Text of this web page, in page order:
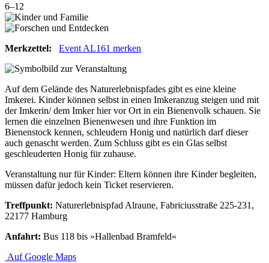
6–12
Merkzettel: Event AL161 merken
Auf dem Gelände des Naturerlebnispfades gibt es eine kleine
Imkerei. Kinder können selbst in einen Imkeranzug steigen und mit
der Imkerin/ dem Imker hier vor Ort in ein Bienenvolk schauen. Sie
lernen die einzelnen Bienenwesen und ihre Funktion im
Bienenstock kennen, schleudern Honig und natürlich darf dieser
auch genascht werden. Zum Schluss gibt es ein Glas selbst
geschleuderten Honig für zuhause.
Veranstaltung nur für Kinder: Eltern können ihre Kinder begleiten,
müssen dafür jedoch kein Ticket reservieren.
Treffpunkt: Naturerlebnispfad Alraune, Fabriciusstraße 225-231,
22177 Hamburg
Anfahrt: Bus 118 bis »Hallenbad Bramfeld«
Auf Google Maps